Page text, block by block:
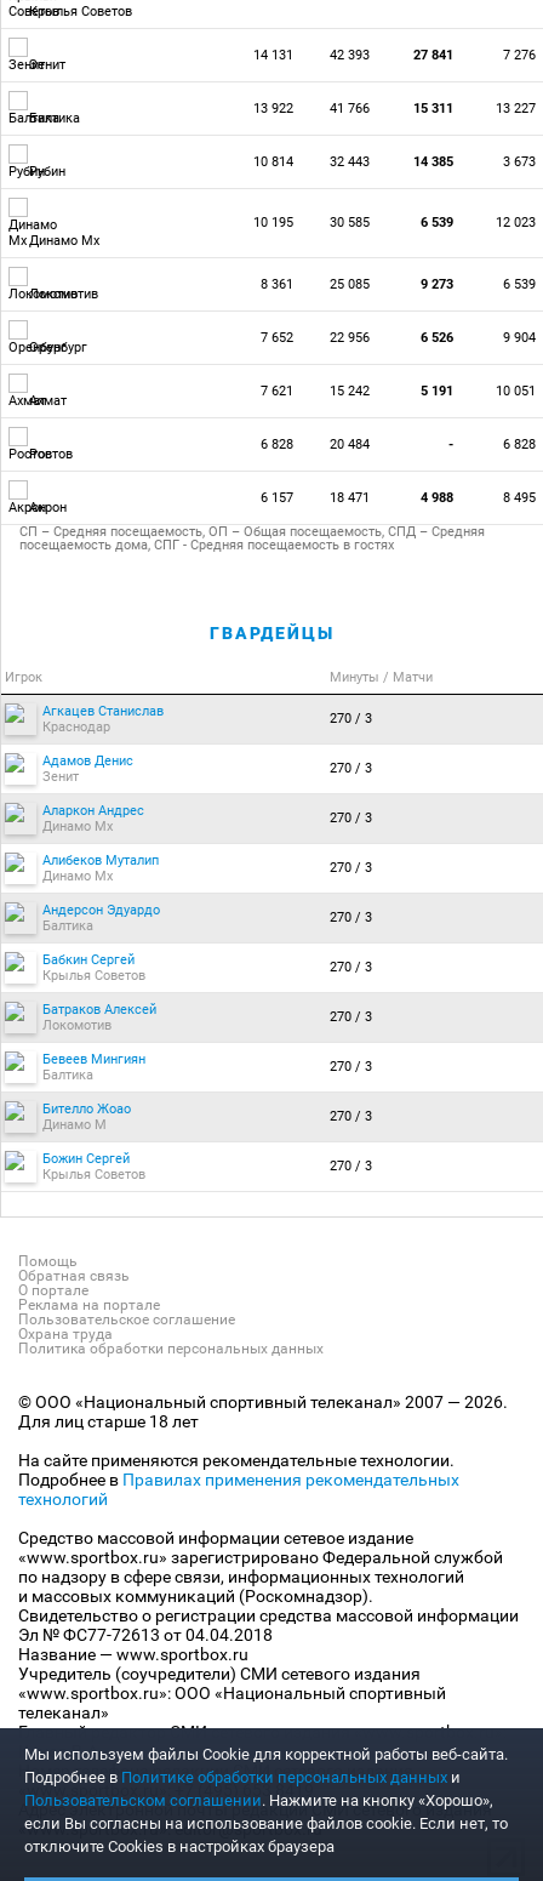
Крылья Советов
Зенит
14 131 42 393 27 841 7 276
Балтика
13 922 41 766 15 311 13 227
Рубин
10 814 32 443 14 385 3 673
Динамо Мх
10 195 30 585 6 539 12 023
Локомотив
8 361 25 085 9 273 6 539
Оренбург
7 652 22 956 6 526 9 904
Ахмат
7 621 15 242 5 191 10 051
Ростов
6 828 20 484 - 6 828
Акрон
6 157 18 471 4 988 8 495
СП – Средняя посещаемость, ОП – Общая посещаемость, СПД – Средняя
посещаемость дома, СПГ - Средняя посещаемость в гостях
ГВАРДЕЙЦЫ
Игрок Минуты / Матчи
Агкацев Станислав
Краснодар
270 / 3
Адамов Денис
Зенит
270 / 3
Аларкон Андрес
Динамо Мх
270 / 3
Алибеков Муталип
Динамо Мх
270 / 3
Андерсон Эдуардо
Балтика
270 / 3
Бабкин Сергей
Крылья Советов
270 / 3
Батраков Алексей
Локомотив
270 / 3
Бевеев Мингиян
Балтика
270 / 3
Бителло Жоао
Динамо М
270 / 3
Божин Сергей
Крылья Советов
270 / 3
Помощь
Обратная связь
О портале
Реклама на портале
Пользовательское соглашение
Охрана труда
Политика обработки персональных данных
© ООО «Национальный спортивный телеканал» 2007 — 2026.
Для лиц старше 18 лет
На сайте применяются рекомендательные технологии.
Подробнее в Правилах применения рекомендательных
технологий
Средство массовой информации сетевое издание
«www.sportbox.ru» зарегистрировано Федеральной службой
по надзору в сфере связи, информационных технологий
и массовых коммуникаций (Роскомнадзор).
Свидетельство о регистрации средства массовой информации
Эл № ФС77-72613 от 04.04.2018
Название — www.sportbox.ru
Учредитель (соучредители) СМИ сетевого издания
«www.sportbox.ru»: ООО «Национальный спортивный
телеканал»
Главный редактор СМИ сетевого издания «www.sportbox.ru»:
Конов В.А.
Номер телефона редакции СМИ сетевого издания
«www.sportbox.ru»: +7 (495) 653 8419
Адрес электронной почты редакции СМИ сетевого издания
«www.sportbox.ru»: editor@sportbox.ru
Мы используем файлы Сookie для корректной работы веб-сайта.
Подробнее в Политике обработки персональных данных и
Пользовательском соглашении. Нажмите на кнопку «Хорошо»,
если Вы согласны на использование файлов cookie. Если нет, то
отключите Cookies в настройках браузера